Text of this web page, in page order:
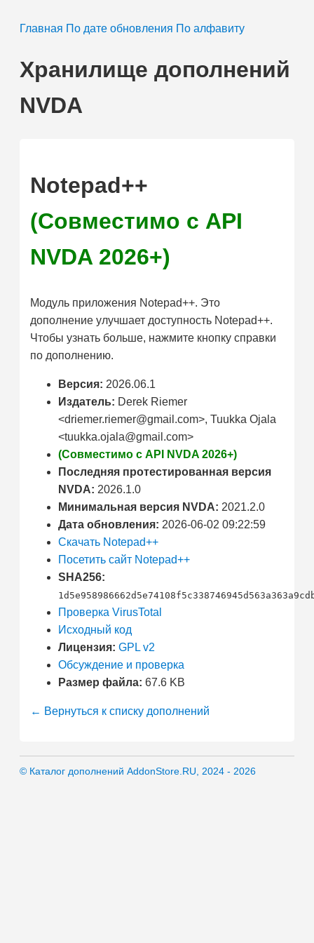
Главная По дате обновления По алфавиту
Хранилище дополнений
NVDA
Notepad++
(Совместимо с API
NVDA 2026+)
Модуль приложения Notepad++. Это
дополнение улучшает доступность Notepad++.
Чтобы узнать больше, нажмите кнопку справки
по дополнению.
Версия: 2026.06.1
Издатель: Derek Riemer
<driemer.riemer@gmail.com>, Tuukka Ojala
<tuukka.ojala@gmail.com>
(Совместимо с API NVDA 2026+)
Последняя протестированная версия
NVDA: 2026.1.0
Минимальная версия NVDA: 2021.2.0
Дата обновления: 2026-06-02 09:22:59
Скачать Notepad++
Посетить сайт Notepad++
SHA256:
Проверка VirusTotal
Исходный код
Лицензия: GPL v2
Обсуждение и проверка
Размер файла: 67.6 KB
← Вернуться к списку дополнений
© Каталог дополнений AddonStore.RU, 2024 - 2026